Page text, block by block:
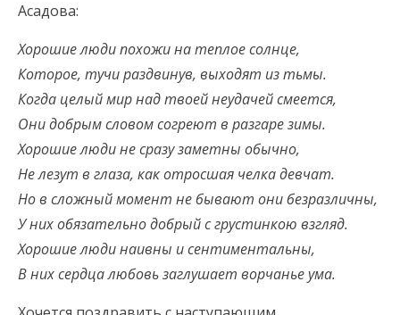
Асадова:
Хорошие люди похожи на теплое солнце,
Которое, тучи раздвинув, выходят из тьмы.
Когда целый мир над твоей неудачей смеется,
Они добрым словом согреют в разгаре зимы.
Хорошие люди не сразу заметны обычно,
Не лезут в глаза, как отросшая челка девчат.
Но в сложный момент не бывают они безразличны,
У них обязательно добрый с грустинкою взгляд.
Хорошие люди наивны и сентиментальны,
В них сердца любовь заглушает ворчанье ума.